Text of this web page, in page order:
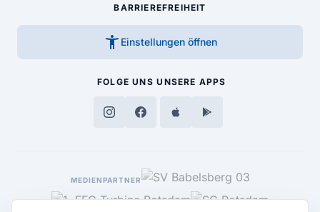
BARRIEREFREIHEIT
accessibility_new Einstellungen öffnen
FOLGE UNS UNSERE APPS
MEDIENPARTNER